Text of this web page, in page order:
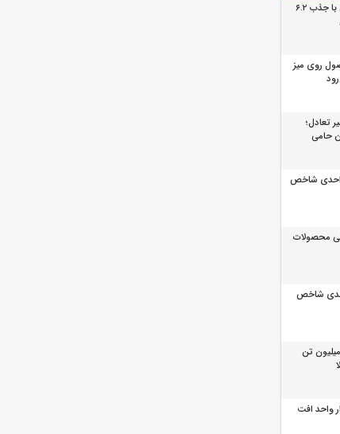
رکوردشکنی بورس با جذب ۶.۲
روی میز
تعادل؛
حامی
واحدی شاخص
تنی محصولات
واحدی شاخص
عرضه بیش‌از ۳.۲ میلیون تن
۲۰ هزار واحد افت